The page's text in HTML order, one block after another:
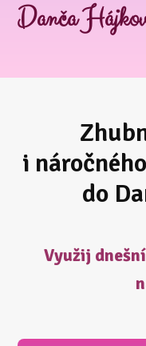
Danča
i
do
Využij